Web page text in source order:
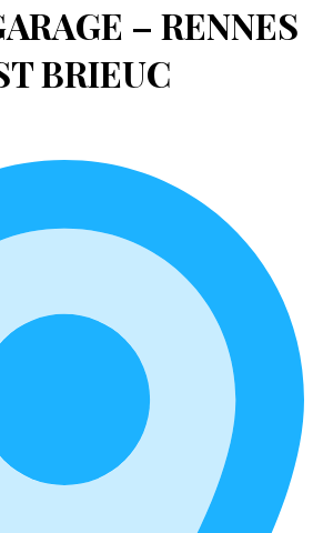
– RENNES
BRIEUC